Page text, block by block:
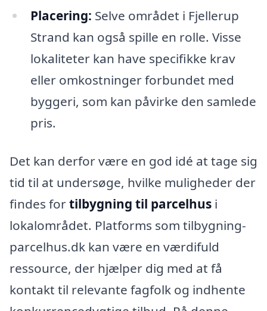
Placering: Selve området i Fjellerup
Strand kan også spille en rolle. Visse
lokaliteter kan have specifikke krav
eller omkostninger forbundet med
byggeri, som kan påvirke den samlede
pris.
Det kan derfor være en god idé at tage sig
tid til at undersøge, hvilke muligheder der
findes fortilbygning til parcelhus i
lokalområdet. Platforms som tilbygning-
parcelhus.dk kan være en værdifuld
ressource, der hjælper dig med at få
kontakt til relevante fagfolk og indhente